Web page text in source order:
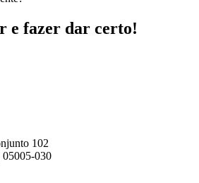
e fazer dar certo!
102
05005-030